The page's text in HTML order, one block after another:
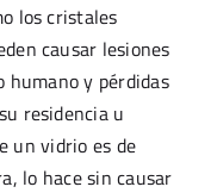
los cristales
causar lesiones
humano y pérdidas
residencia u
un vidrio es de
lo hace sin causar